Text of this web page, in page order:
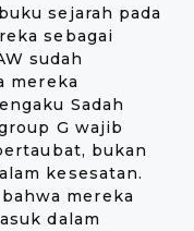
sejarah pada
sebagai
sudah
mereka
Sadah
G wajib
bukan
kesesatan.
mereka
dalam